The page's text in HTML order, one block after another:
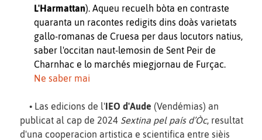
L'Harmattan). Aqueu recuelh bòta en contraste
quaranta un racontes redigits dins doàs varietats
gallo-romanas de Cruesa per daus locutors natius,
saber l'occitan naut-lemosin de Sent Peir de
Charnhac e lo marchés miegjornau de Furçac.
Ne saber mai
• Las edicions de l'IEO d'Aude (Vendémias) an
publicat al cap de 2024 Sextina pel país d’Òc, resultat
d'una cooperacion artistica e scientifica entre sièis